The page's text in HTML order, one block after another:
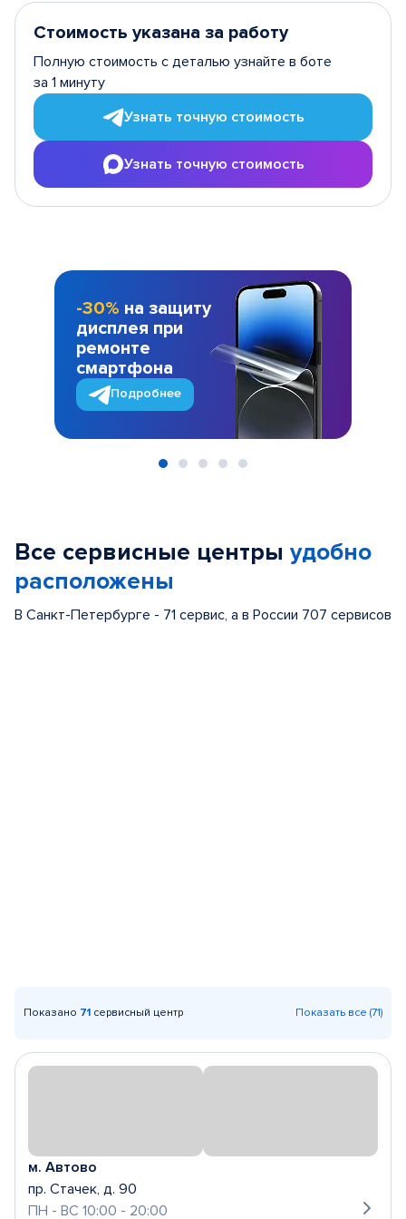
Стоимость указана за работу
Полную стоимость с деталью узнайте в боте
за 1 минуту
Узнать точную стоимость
Узнать точную стоимость
-30% на защиту
дисплея при
ремонте
смартфона
Подробнее
Все сервисные центры удобно
расположены
В Санкт-Петербурге - 71 сервис, а в России 707 сервисов
Показано 71 сервисный центр Показать все (71)
м. Автово
пр. Стачек, д. 90
ПН - ВС 10:00 - 20:00